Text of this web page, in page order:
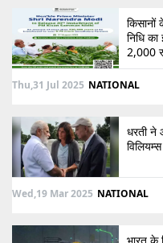
किसानों
निधि
2,000
Thu,31 Jul 2025 NATIONAL
धरती ने
Wed,19 Mar 2025 NATIONAL